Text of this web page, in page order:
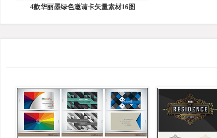
4款华丽墨绿色邀请卡矢量素材16图